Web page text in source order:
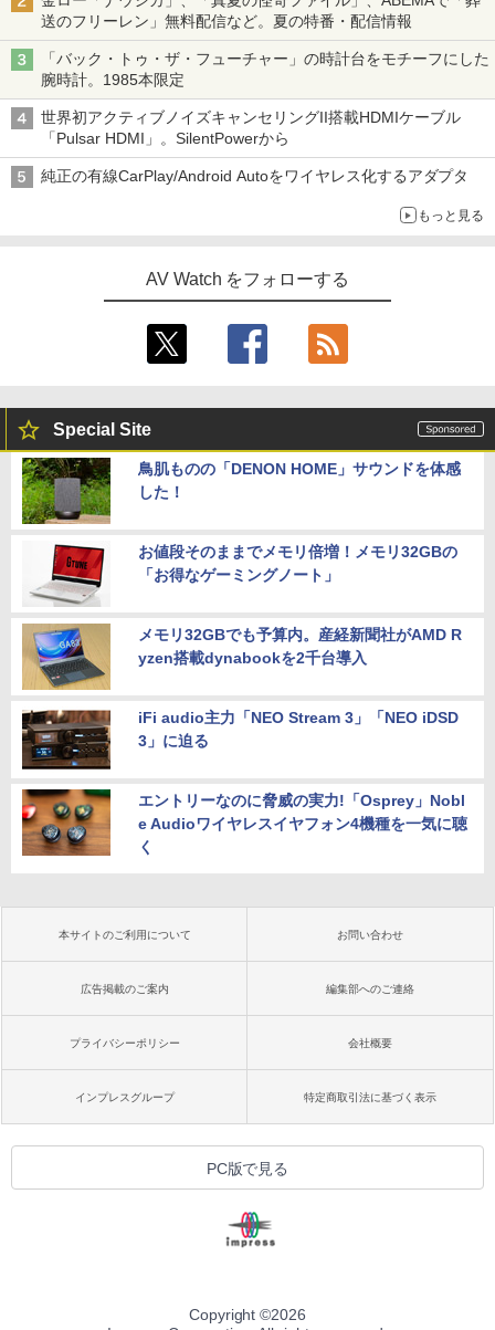
送のフリーレン」無料配信など。夏の特番・配信情報
「バック・トゥ・ザ・フューチャー」の時計台をモチーフにした
腕時計。1985本限定
世界初アクティブノイズキャンセリングII搭載HDMIケーブル
「Pulsar HDMI」。SilentPowerから
純正の有線CarPlay/Android Autoをワイヤレス化するアダプタ
もっと見る
AV Watch をフォローする
Special Site
鳥肌ものの「DENON HOME」サウンドを体感
した！
お値段そのままでメモリ倍増！メモリ32GBの
「お得なゲーミングノート」
メモリ32GBでも予算内。産経新聞社がAMD R
yzen搭載dynabookを2千台導入
iFi audio主力「NEO Stream 3」「NEO iDSD
3」に迫る
エントリーなのに脅威の実力!「Osprey」Nobl
e Audioワイヤレスイヤフォン4機種を一気に聴
く
本サイトのご利用について お問い合わせ
広告掲載のご案内 編集部へのご連絡
プライバシーポリシー 会社概要
インプレスグループ 特定商取引法に基づく表示
PC版で見る
Copyright ©2026